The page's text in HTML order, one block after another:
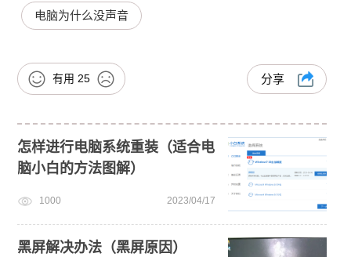
电脑为什么没声音
有用 25 分享
怎样进行电脑系统重装（适合电
脑小白的方法图解）
1000 2023/04/17
黑屏解决办法（黑屏原因）